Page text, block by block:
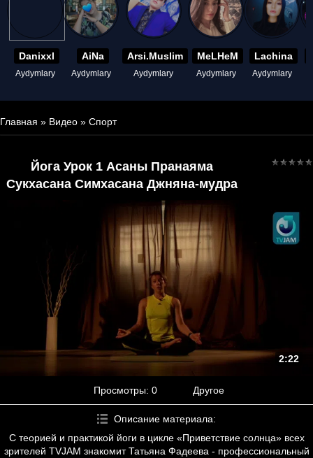
Danixxl
Aydymlary
AiNa
Aydymlary
Arsi.Muslim
Aydymlary
MeLHeM
Aydymlary
Lachina
Aydymlary
Главная » Видео » Спорт
Йога Урок 1 Асаны Пранаяма
Сукхасана Симхасана Джняна-мудра
2:22
Просмотры: 0 Другое
Описание материала:
С теорией и практикой йоги в цикле «Приветствие солнца» всех
зрителей TVJAM знакомит Татьяна Фадеева - профессиональный